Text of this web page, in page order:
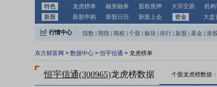
特色 龙虎榜单 融资融券 股权质押 大宗交易 机
新股
新股申购 新股日历 新股上会 资金 大盘
行情中心 指数 期指 期权 个股 板块 排行 新股 基金 港股
东方财富网 > 数据中心 >恒宇信通 > 龙虎榜单
恒宇信通(300965)龙虎榜数据 个股龙虎榜数据：